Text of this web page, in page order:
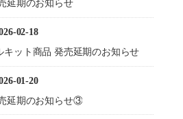
延期のお知らせ
02-18
キット商品 発売延期のお知らせ
01-20
延期のお知らせ③